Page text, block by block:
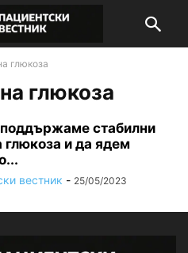
глюкоза
глюкоза
стабилни
глюкоза и да ядем
вестник - 25/05/2023